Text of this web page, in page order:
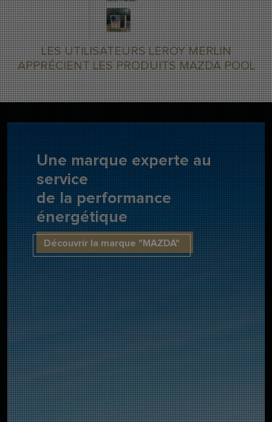
LES UTILISATEURS LEROY MERLIN
APPRÉCIENT LES PRODUITS MAZDA POOL
Une marque experte au
service
de la performance
énergétique
Découvrir la marque "MAZDA"